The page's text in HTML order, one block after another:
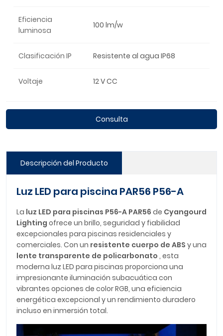
Eficiencia
luminosa
100 lm/w
Clasificación IP Resistente al agua IP68
Voltaje 12 V CC
Consulta
Descripción del Producto
Luz LED para piscina PAR56 P56-A
La luz LED para piscinas P56-A PAR56 de Cyangourd
Lighting ofrece un brillo, seguridad y fiabilidad
excepcionales para piscinas residenciales y
comerciales. Con un resistente cuerpo de ABS y una
lente transparente de policarbonato , esta
moderna luz LED para piscinas proporciona una
impresionante iluminación subacuática con
vibrantes opciones de color RGB, una eficiencia
energética excepcional y un rendimiento duradero
incluso en inmersión total.